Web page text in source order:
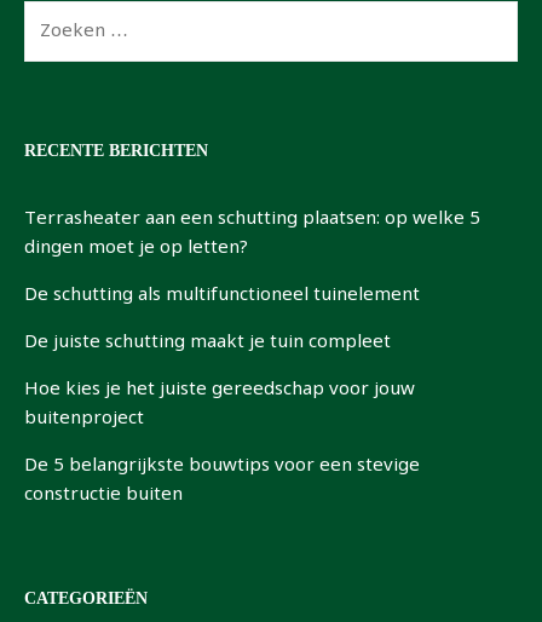
naar:
RECENTE BERICHTEN
Terrasheater aan een schutting plaatsen: op welke 5
dingen moet je op letten?
De schutting als multifunctioneel tuinelement
De juiste schutting maakt je tuin compleet
Hoe kies je het juiste gereedschap voor jouw
buitenproject
De 5 belangrijkste bouwtips voor een stevige
constructie buiten
CATEGORIEËN